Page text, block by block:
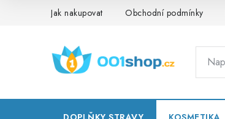
Jak nakupovat Obchodní podmínky